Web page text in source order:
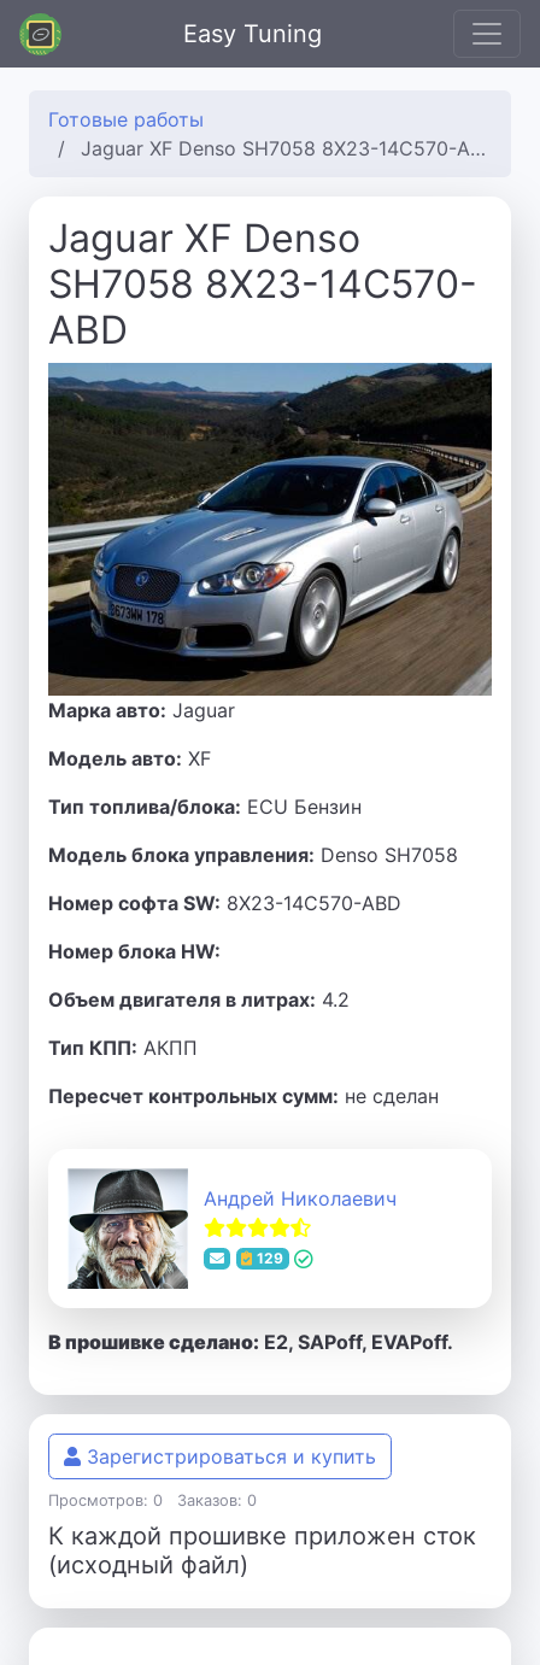
Easy Tuning
Готовые работы
Jaguar XF Denso SH7058 8X23-14C570-ABD
Jaguar XF Denso
SH7058 8X23-14C570-
ABD
Марка авто: Jaguar
Модель авто: XF
Тип топлива/блока: ECU Бензин
Модель блока управления: Denso SH7058
Номер софта SW: 8X23-14C570-ABD
Номер блока HW:
Объем двигателя в литрах: 4.2
Тип КПП: АКПП
Пересчет контрольных сумм: не сделан
Андрей Николаевич
129
В прошивке сделано: E2, SAPoff, EVAPoff.
Зарегистрироваться и купить
Просмотров: 0 Заказов: 0
К каждой прошивке приложен сток
(исходный файл)